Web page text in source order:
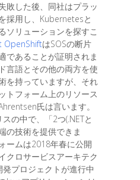
敗した後、同社はプラッ
採用し、Kubernetesと
ソリューションを探すこ
OpenShiftはSOSの断片
であることが証明されま
言語とその他の両方を使
を持っていますが、それ
トフォーム上のリソース
氏は言います。
の中で、「2つ(.NETと
の技術を提供できま
ームは2018年春に公開
クロサービスアーキテク
プロジェクトが進行中